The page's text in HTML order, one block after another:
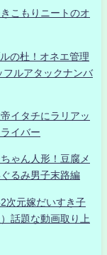
こもりニートのオ
の杜！オネエ管理
フルアタックナンバ
イタチにラリアッ
イバー
ゃん人形！豆腐メ
るみ男子末路編
次元嫁だいすき子
話題な動画取り上